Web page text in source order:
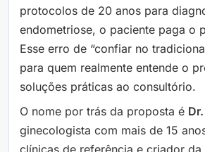
protocolos de 20 anos para
endometriose, o paciente paga o
Esse erro de “confiar no
para quem realmente entende o
soluções práticas ao consultório.
O nome por trás da proposta é
ginecologista com mais de 15